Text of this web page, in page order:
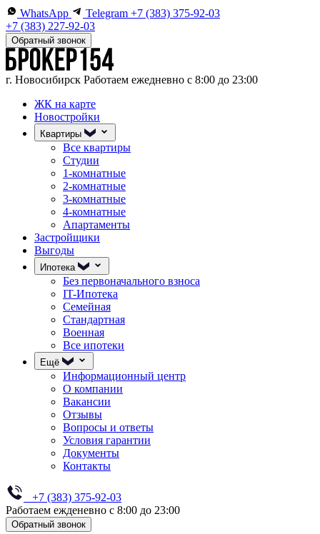
WhatsApp Telegram +7 (383) 375-92-03
+7 (383) 227-92-03
Обратный звонок
г. Новосибирск Работаем ежедневно с 8:00 до 23:00
ЖК на карте
Новостройки
Квартиры
Все квартиры
Студии
1-комнатные
2-комнатные
3-комнатные
4-комнатные
Апартаменты
Застройщики
Выгоды
Ипотека
Без первоначального взноса
IT-Ипотека
Семейная
Стандартная
Военная
Все ипотеки
Ещё
Информационный центр
О компании
Вакансии
Отзывы
Вопросы и ответы
Условия гарантии
Документы
Контакты
+7 (383) 375-92-03
Работаем ежденевно с 8:00 до 23:00
Обратный звонок